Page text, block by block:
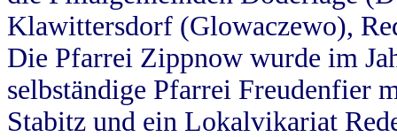
Klawittersdorf (Glowaczewo),
Die Pfarrei Zippnow wurde im
selbständige Pfarrei Freudenfier
Stabitz und ein Lokalvikariat